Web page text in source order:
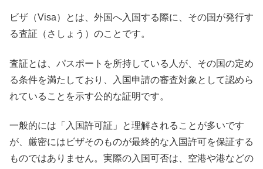
ビザ（Visa）とは、外国へ入国する際に、その国が発行す
る査証（さしょう）のことです。
査証とは、パスポートを所持している人が、その国の定め
る条件を満たしており、入国申請の審査対象として認めら
れていることを示す公的な証明です。
一般的には「入国許可証」と理解されることが多いです
が、厳密にはビザそのものが最終的な入国許可を保証する
ものではありません。実際の入国可否は、空港や港などの